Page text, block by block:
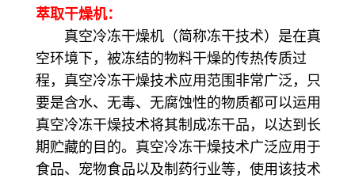
萃取干燥机：
真空冷冻干燥机（简称冻干技术）是在真
空环境下，被冻结的物料干燥的传热传质过
程，真空冷冻干燥技术应用范围非常广泛，只
要是含水、无毒、无腐蚀性的物质都可以运用
真空冷冻干燥技术将其制成冻干品，以达到长
期贮藏的目的。真空冷冻干燥技术广泛应用于
食品、宠物食品以及制药行业等，使用该技术